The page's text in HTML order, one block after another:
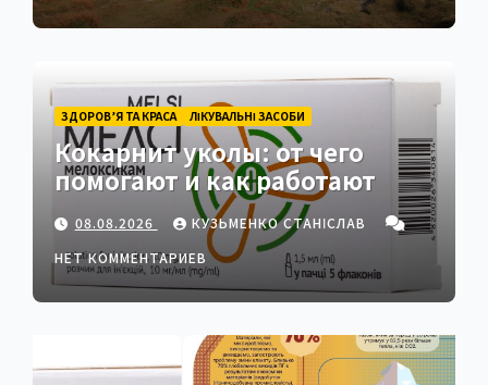
ЗДОРОВ’Я ТА КРАСА ЛІКУВАЛЬНІ ЗАСОБИ
Кокарнит уколы: от чего
помогают и как работают
08.08.2026
КУЗЬМЕНКО СТАНІСЛАВ
НЕТ КОММЕНТАРИЕВ